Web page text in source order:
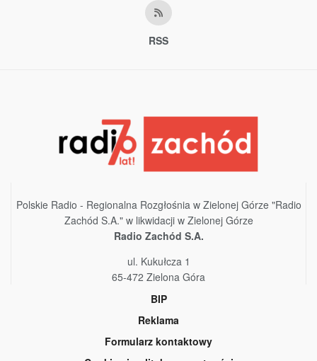
RSS
Polskie Radio - Regionalna Rozgłośnia w Zielonej Górze "Radio
Zachód S.A." w likwidacji w Zielonej Górze
Radio Zachód S.A.
ul. Kukułcza 1
65-472 Zielona Góra
BIP
Reklama
Formularz kontaktowy